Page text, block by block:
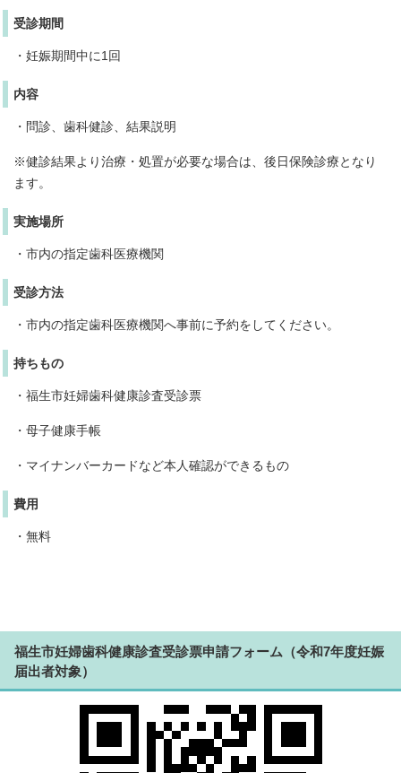
受診期間
・妊娠期間中に1回
内容
・問診、歯科健診、結果説明
※健診結果より治療・処置が必要な場合は、後日保険診療となり
ます。
実施場所
・市内の指定歯科医療機関
受診方法
・市内の指定歯科医療機関へ事前に予約をしてください。
持ちもの
・福生市妊婦歯科健康診査受診票
・母子健康手帳
・マイナンバーカードなど本人確認ができるもの
費用
・無料
福生市妊婦歯科健康診査受診票申請フォーム（令和7年度妊娠
届出者対象）